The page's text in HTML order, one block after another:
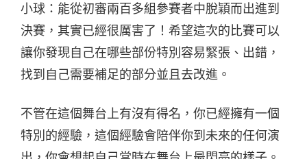
小球：能從初審兩百多組參賽者中脫穎而出進到
決賽，其實已經很厲害了！希望這次的比賽可以
讓你發現自己在哪些部份特別容易緊張、出錯，
找到自己需要補足的部分並且去改進。
不管在這個舞台上有沒有得名，你已經擁有一個
特別的經驗，這個經驗會陪伴你到未來的任何演